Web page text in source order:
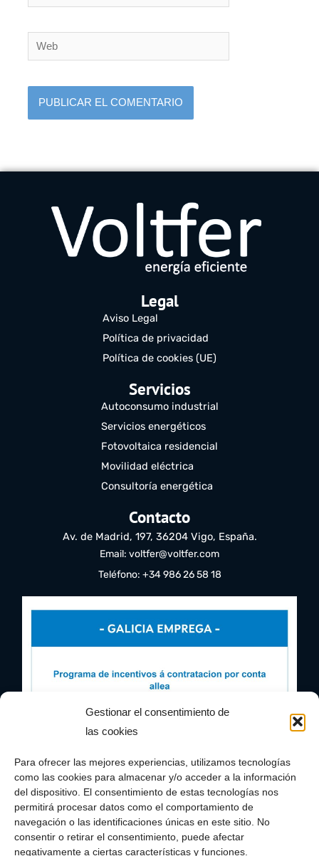
Gestionar el consentimiento de
las cookies
Para ofrecer las mejores experiencias, utilizamos tecnologías
como las cookies para almacenar y/o acceder a la información
del dispositivo. El consentimiento de estas tecnologías nos
permitirá procesar datos como el comportamiento de
navegación o las identificaciones únicas en este sitio. No
consentir o retirar el consentimiento, puede afectar
negativamente a ciertas características y funciones.
electrónico*
Web
Legal
Aviso Legal
Política de privacidad
Política de cookies (UE)
Servicios
Autoconsumo industrial
Servicios energéticos
Fotovoltaica residencial
Movilidad eléctrica
Consultoría energética
Contacto
Av. de Madrid, 197, 36204 Vigo, España.
Email: voltfer@voltfer.com
Teléfono: +34 986 26 58 18